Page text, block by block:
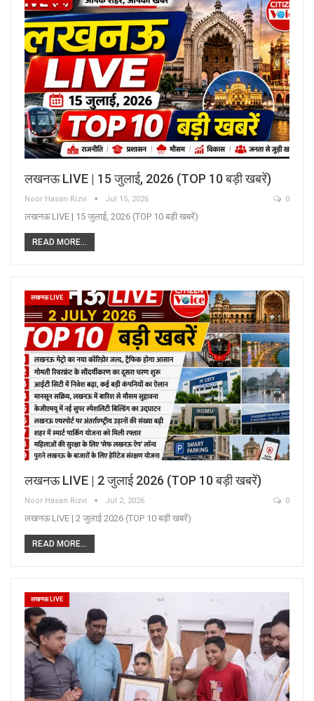
लखनऊ LIVE | 15 जुलाई, 2026 (TOP 10 बड़ी खबरें)
Noor Hasan Rizvi Jul 15, 2026 0
लखनऊ LIVE | 15 जुलाई, 2026 (TOP 10 बड़ी खबरें)
READ MORE...
लखनऊ LIVE
लखनऊ LIVE | 2 जुलाई 2026 (TOP 10 बड़ी खबरें)
Noor Hasan Rizvi Jul 2, 2026 0
लखनऊ LIVE | 2 जुलाई 2026 (TOP 10 बड़ी खबरें)
READ MORE...
लखनऊ LIVE